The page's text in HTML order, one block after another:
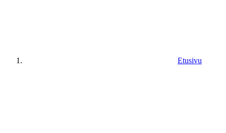
Etusivu